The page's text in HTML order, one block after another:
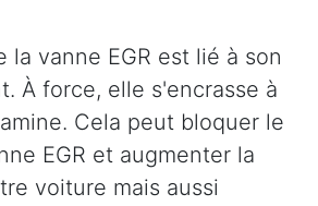
la vanne EGR est lié à son
À force, elle s'encrasse à
Cela peut bloquer le
EGR et augmenter la
voiture mais aussi